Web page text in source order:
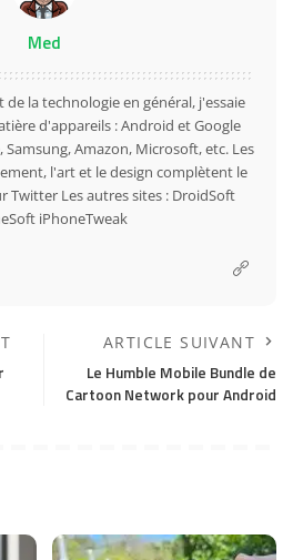
Med
la technologie en général, j'essaie
d'appareils : Android et Google
Samsung, Amazon, Microsoft, etc. Les
l'art et le design complètent le
TwitterLes autres sites : DroidSoft
iPhoneTweak
ARTICLE SUIVANT
Le Humble Mobile Bundle de
Cartoon Network pour Android